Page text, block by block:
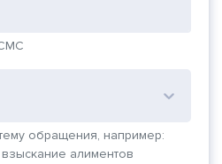
обращения, например:
алиментов